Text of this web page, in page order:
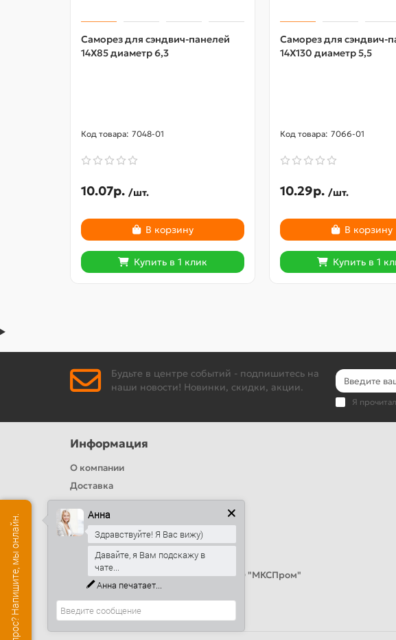
Саморез для сэндвич-панелей
14X85 диаметр 6,3
7048-01
10.07р. /шт.
В корзину
Купить в 1 клик
Саморез для сэндвич-
14X130 диаметр 5,5
7066-01
10.29р. /шт.
В корзину
Купить в 1
Будьте в центре событий - подпишитесь на
наши новости! Новинки, скидки, акции.
Я
Информация
О компании
Доставка
Политика безопасности
Условия соглашения
Цвета RAL
Оплата
Калькулятор сэндвич панелей от ООО "МКСПром"
Есть вопрос? Напишите, мы онлайн. Анна
Здравствуйте! Я Вас вижу)
Давайте, я Вам подскажу в
чате...
Анна печатает...